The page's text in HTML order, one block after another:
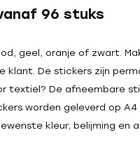
96 stuks
geel, oranje of zwart.
klant. De stickers zijn
textiel? De afneembare
worden geleverd op A4
kleur, belijming en